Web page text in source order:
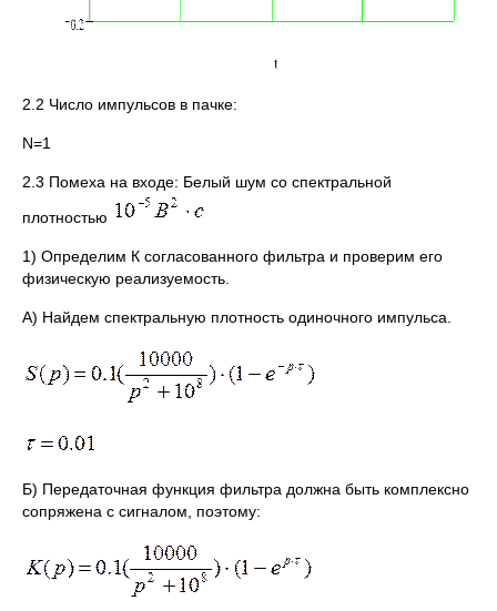
2.2 Число импульсов в пачке:
N=1
2.3 Помеха на входе: Белый шум со спектральной
плотностью
1) Определим К согласованного фильтра и проверим его
физическую реализуемость.
А) Найдем спектральную плотность одиночного импульса.
Б) Передаточная функция фильтра должна быть комплексно
сопряжена с сигналом, поэтому: